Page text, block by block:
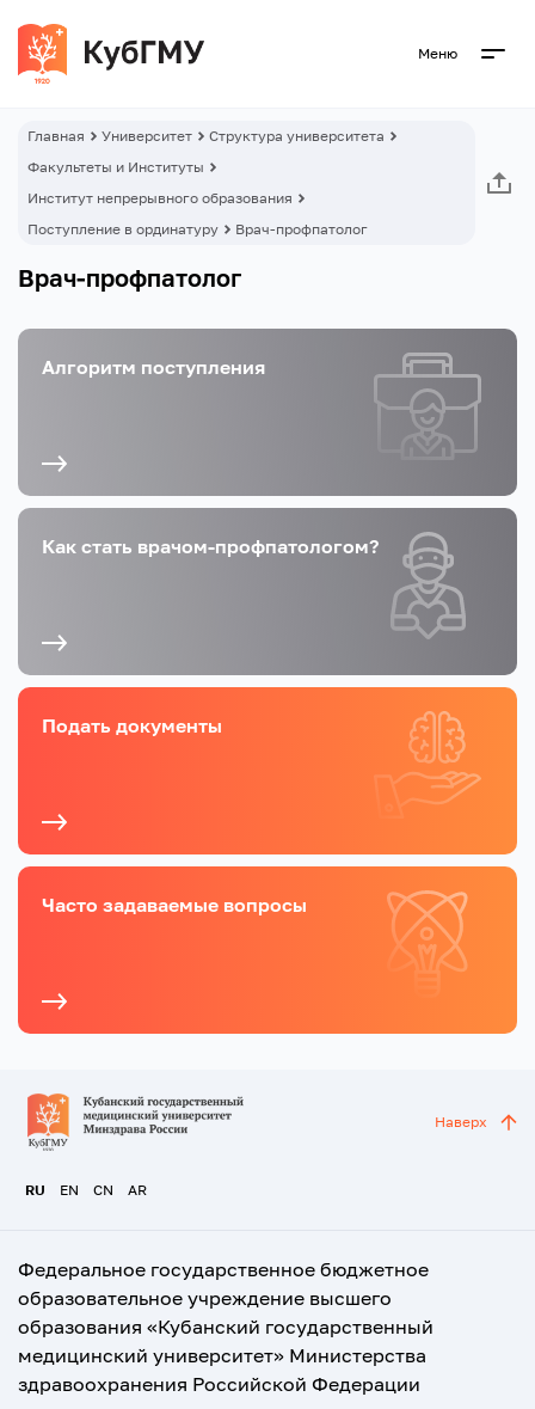
Меню
Главная Университет
Структура университета
Факультеты и Институты
Институт непрерывного образования
Поступление в ординатуру
Врач-профпатолог
Врач-профпатолог
Алгоритм поступления
Как стать врачом-профпатологом?
Подать документы
Часто задаваемые вопросы
RU EN CN AR
Наверх
Федеральное государственное бюджетное
образовательное учреждение высшего
образования «Кубанский государственный
медицинский университет» Министерства
здравоохранения Российской Федерации